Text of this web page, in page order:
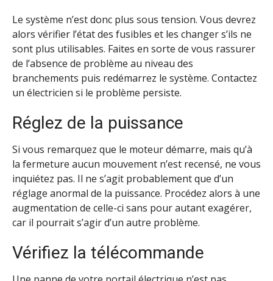
Le système n’est donc plus sous tension. Vous devrez
alors vérifier l’état des fusibles et les changer s’ils ne
sont plus utilisables. Faites en sorte de vous rassurer
de l’absence de problème au niveau des
branchements puis redémarrez le système. Contactez
un électricien si le problème persiste.
Réglez de la puissance
Si vous remarquez que le moteur démarre, mais qu’à
la fermeture aucun mouvement n’est recensé, ne vous
inquiétez pas. Il ne s’agit probablement que d’un
réglage anormal de la puissance. Procédez alors à une
augmentation de celle-ci sans pour autant exagérer,
car il pourrait s’agir d’un autre problème.
Vérifiez la télécommande